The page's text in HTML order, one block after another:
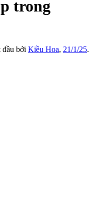
trong
đầu bởi Kiều Hoa, 21/1/25.